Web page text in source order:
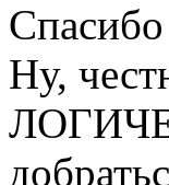
Ну,